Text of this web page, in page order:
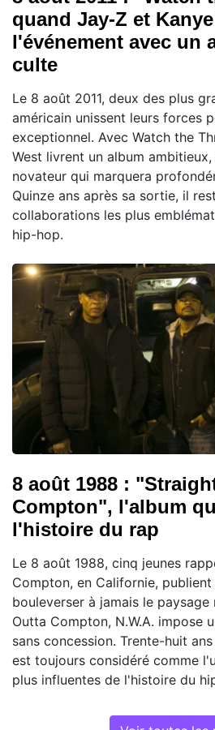
quand Jay-Z et
l'événement avec un
culte
Le 8 août 2011, deux des plus
américain unissent leurs forces
exceptionnel. Avec Watch the
West livrent un album
novateur qui marquera
Quinze ans après sa sortie, il
collaborations les plus
hip-hop.
8 août 1988 :
Compton", l'album
l'histoire du rap
Le 8 août 1988, cinq jeunes
Compton, en Californie,
bouleverser à jamais le
Outta Compton, N.W.A. impose
sans concession. Trente-huit
est toujours considéré comme
plus influentes de l'histoire du